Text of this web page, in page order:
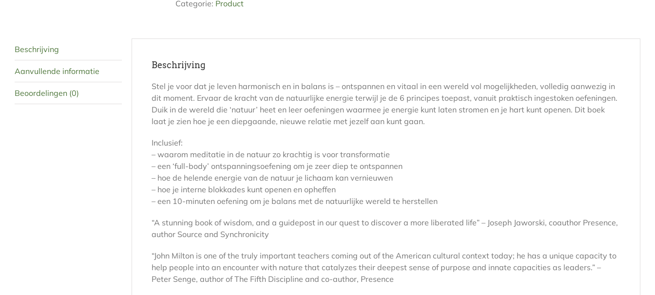
Categorie: Product
Beschrijving
Aanvullende informatie
Beoordelingen (0)
Beschrijving
Stel je voor dat je leven harmonisch en in balans is – ontspannen en vitaal in een wereld vol mogelijkheden, volledig aanwezig in
dit moment. Ervaar de kracht van de natuurlijke energie terwijl je de 6 principes toepast, vanuit praktisch ingestoken oefeningen.
Duik in de wereld die ‘natuur’ heet en leer oefeningen waarmee je energie kunt laten stromen en je hart kunt openen. Dit boek
laat je zien hoe je een diepgaande, nieuwe relatie met jezelf aan kunt gaan.
Inclusief:
– waarom meditatie in de natuur zo krachtig is voor transformatie
– een ‘full-body’ ontspanningsoefening om je zeer diep te ontspannen
– hoe de helende energie van de natuur je lichaam kan vernieuwen
– hoe je interne blokkades kunt openen en opheffen
– een 10-minuten oefening om je balans met de natuurlijke wereld te herstellen
“A stunning book of wisdom, and a guidepost in our quest to discover a more liberated life” – Joseph Jaworski, coauthor Presence,
author Source and Synchronicity
“John Milton is one of the truly important teachers coming out of the American cultural context today; he has a unique capacity to
help people into an encounter with nature that catalyzes their deepest sense of purpose and innate capacities as leaders.” –
Peter Senge, author of The Fifth Discipline and co-author, Presence